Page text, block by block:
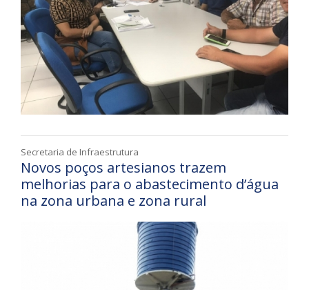
Secretaria de Infraestrutura
Novos poços artesianos trazem
melhorias para o abastecimento d’água
na zona urbana e zona rural